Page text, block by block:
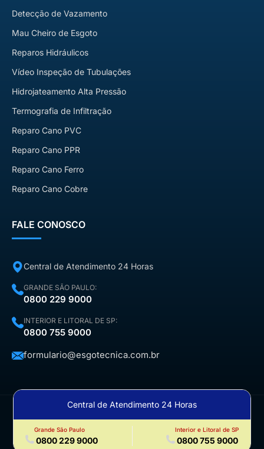
Central de Atendimento 24 Horas
Grande São Paulo
0800 229 9000
Interior e Litoral de SP
0800 755 9000
Detecção de Vazamento
Mau Cheiro de Esgoto
Reparos Hidráulicos
Vídeo Inspeção de Tubulações
Hidrojateamento Alta Pressão
Termografia de Infiltração
Reparo Cano PVC
Reparo Cano PPR
Reparo Cano Ferro
Reparo Cano Cobre
FALE CONOSCO
Central de Atendimento 24 Horas
GRANDE SÃO PAULO:
0800 229 9000
INTERIOR E LITORAL DE SP:
0800 755 9000
formulario@esgotecnica.com.br
de Pagamento|Política de Cookies|Política de Privacidade
Emergência: 0800 229 9000